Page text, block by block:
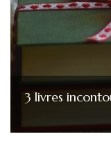
3 livres